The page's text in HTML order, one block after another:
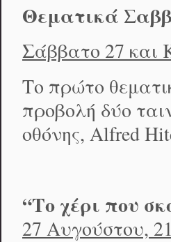
Θεματικά
Σάββατο 27 και
Το πρώτο
προβολή δύο
οθόνης, Alfred
“Το χέρι που
27 Αυγούστου,